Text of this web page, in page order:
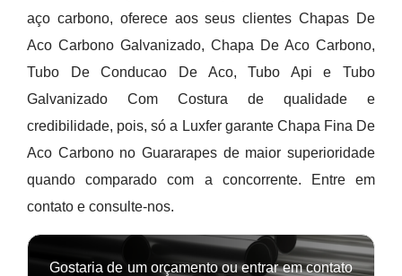
aço carbono, oferece aos seus clientes Chapas De
Aco Carbono Galvanizado, Chapa De Aco Carbono,
Tubo De Conducao De Aco, Tubo Api e Tubo
Galvanizado Com Costura de qualidade e
credibilidade, pois, só a Luxfer garante Chapa Fina De
Aco Carbono no Guararapes de maior superioridade
quando comparado com a concorrente. Entre em
contato e consulte-nos.
Gostaria de um orçamento ou entrar em contato